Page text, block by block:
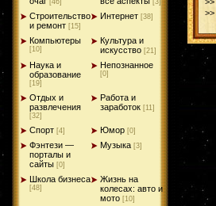
[46] [3]
Строительство
и ремонт [15]
Интернет [38]
Компьютеры
[10]
Культура и
искусство [21]
Наука и
образование
[19]
Непознанное
[0]
Отдых и
развлечения
[32]
Работа и
заработок [11]
Спорт [4] Юмор [0]
Фэнтези —
порталы и
сайты [0]
Музыка [3]
Школа бизнеса
[48]
Жизнь на
колесах: авто и
мото [10]
>>